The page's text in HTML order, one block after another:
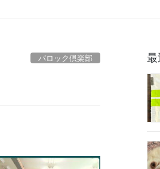
バロック倶楽部 最